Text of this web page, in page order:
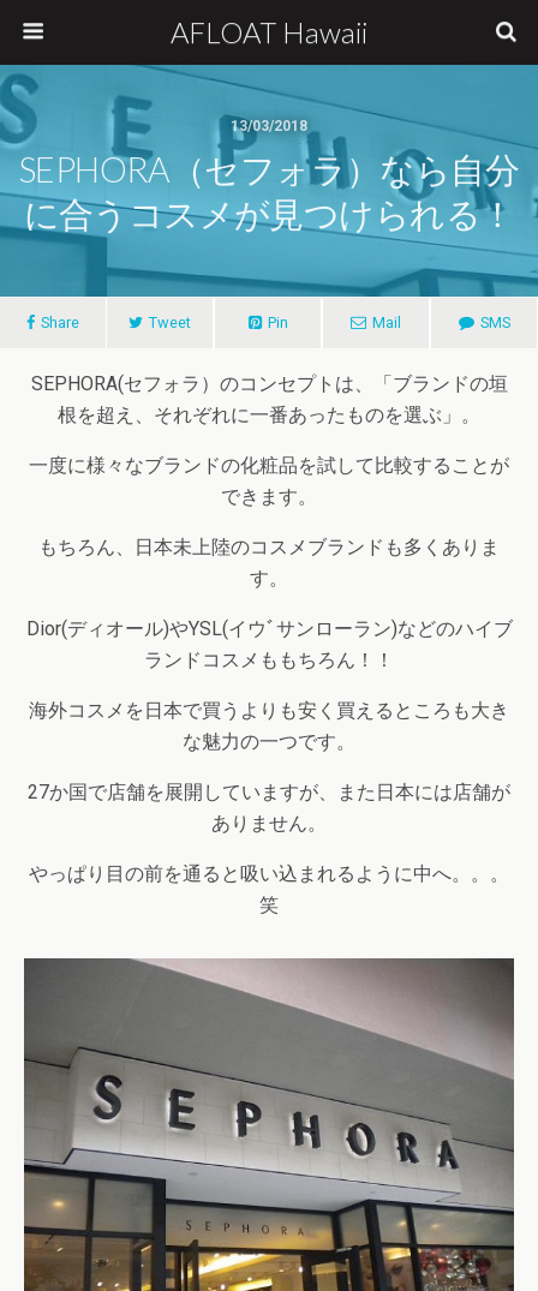
AFLOAT Hawaii
13/03/2018
SEPHORA（セフォラ）なら自分
に合うコスメが見つけられる！
Share Tweet Pin Mail SMS
SEPHORA(セフォラ）のコンセプトは、「ブランドの垣
根を超え、それぞれに一番あったものを選ぶ」。
一度に様々なブランドの化粧品を試して比較することが
できます。
もちろん、日本未上陸のコスメブランドも多くありま
す。
Dior(ディオール)やYSL(イウﾞサンローラン)などのハイブ
ランドコスメももちろん！！
海外コスメを日本で買うよりも安く買えるところも大き
な魅力の一つです。
27か国で店舗を展開していますが、また日本には店舗が
ありません。
やっぱり目の前を通ると吸い込まれるように中へ。。。
笑